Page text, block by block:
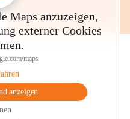
Maps anzuzeigen,
externer Cookies
maps
anzeigen